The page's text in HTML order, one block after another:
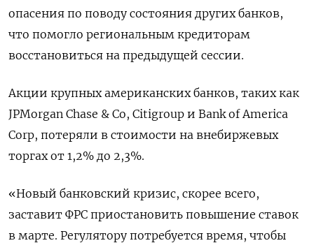
опасения по поводу состояния других банков,
что помогло региональным кредиторам
восстановиться на предыдущей сессии.
Акции крупных американских банков, таких как
JPMorgan Chase & Co, Citigroup и Bank of America
Corp, потеряли в стоимости на внебиржевых
торгах от 1,2% до 2,3%.
«Новый банковский кризис, скорее всего,
заставит ФРС приостановить повышение ставок
в марте. Регулятору потребуется время, чтобы